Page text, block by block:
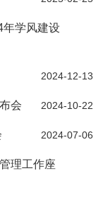
年学风建设
2024-12-13
会 2024-10-22
2024-07-06
理工作座